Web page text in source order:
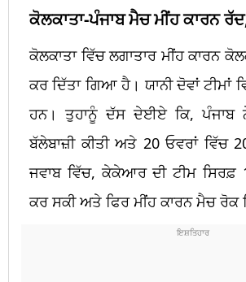
ਕੋਲਕਾਤਾ-ਪੰਜਾਬ ਮੈਚ ਮੀਂਹ ਕਾਰਨ
ਕੋਲਕਾਤਾ ਵਿੱਚ ਲਗਾਤਾਰ ਮੀਂਹ ਕਾਰਨ
ਕਰ ਦਿੱਤਾ ਗਿਆ ਹੈ। ਯਾਨੀ ਦੋਵਾਂ ਟੀਮਾਂ
ਹਨ। ਤੁਹਾਨੂੰ ਦੱਸ ਦੇਈਏ ਕਿ, ਪੰਜਾਬ
ਬੱਲੇਬਾਜ਼ੀ ਕੀਤੀ ਅਤੇ 20 ਓਵਰਾਂ ਵਿੱਚ
ਜਵਾਬ ਵਿੱਚ, ਕੇਕੇਆਰ ਦੀ ਟੀਮ ਸਿਰਫ਼
ਕਰ ਸਕੀ ਅਤੇ ਫਿਰ ਮੀਂਹ ਕਾਰਨ ਮੈਚ ਰੋਕ